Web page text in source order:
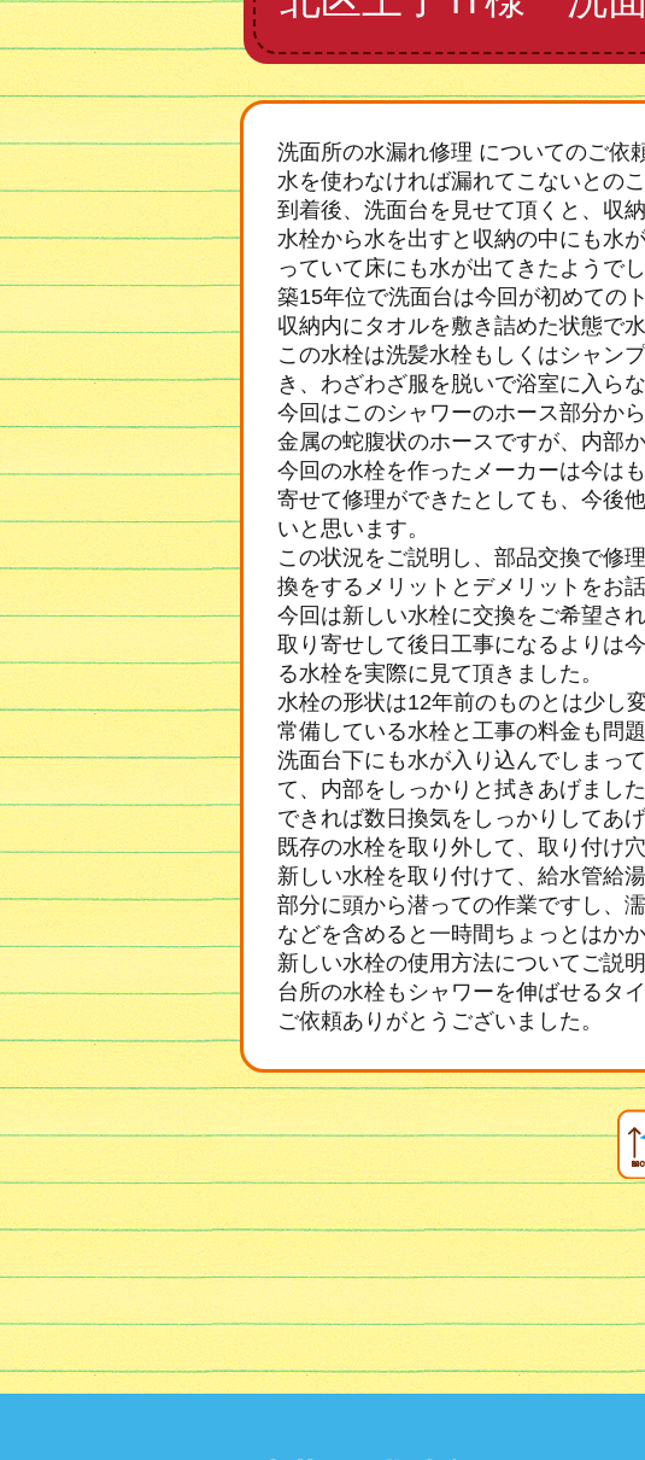
洗面所の水漏れ修理 についてのご依
水を使わなければ漏れてこないとの
到着後、洗面台を見せて頂くと、収
水栓から水を出すと収納の中にも水
っていて床にも水が出てきたようでし
築15年位で洗面台は今回が初めての
収納内にタオルを敷き詰めた状態で
この水栓は洗髪水栓もしくはシャン
き、わざわざ服を脱いで浴室に入ら
今回はこのシャワーのホース部分か
金属の蛇腹状のホースですが、内部
今回の水栓を作ったメーカーは今は
寄せて修理ができたとしても、今後
いと思います。
この状況をご説明し、部品交換で修
換をするメリットとデメリットをお話
今回は新しい水栓に交換をご希望さ
取り寄せして後日工事になるよりは
る水栓を実際に見て頂きました。
水栓の形状は12年前のものとは少し
常備している水栓と工事の料金も問
洗面台下にも水が入り込んでしまっ
て、内部をしっかりと拭きあげました
できれば数日換気をしっかりしてあ
既存の水栓を取り外して、取り付け
新しい水栓を取り付けて、給水管給
部分に頭から潜っての作業ですし、
などを含めると一時間ちょっとはか
新しい水栓の使用方法についてご説
台所の水栓もシャワーを伸ばせるタ
ご依頼ありがとうございました。